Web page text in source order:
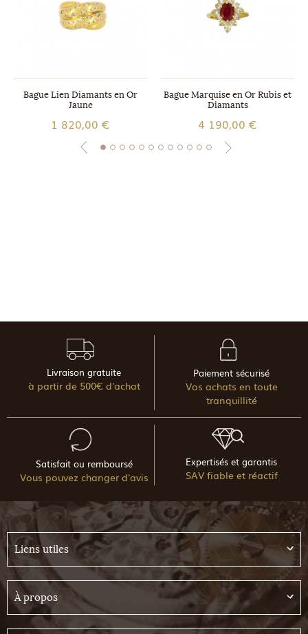
Bague Lien Diamants en Or
Jaune
1 820,00 €
Bague Marquise en Or Rubis et
Diamants
4 190,00 €
Livraison gratuite
à partir de 500€ d'achat
Paiement sécurisé
Vos achats en toute
tranquillité
Satisfait ou remboursé
Vous pouvez changer d'avis
Expertisés et garantis
SAV fiable et réactif
Liens utiles
À propos